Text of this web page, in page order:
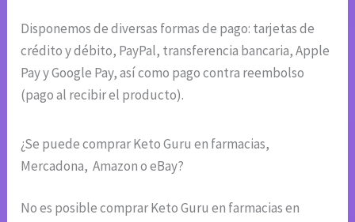
Disponemos de diversas formas de pago: tarjetas de
crédito y débito, PayPal, transferencia bancaria, Apple
Pay y Google Pay, así como pago contra reembolso
(pago al recibir el producto).
¿Se puede comprar Keto Guru en farmacias,
Mercadona, Amazon o eBay?
No es posible comprar Keto Guru en farmacias en